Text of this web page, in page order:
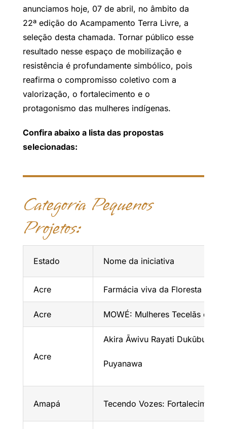
anunciamos hoje, 07 de abril, no âmbito da
22ª edição do Acampamento Terra Livre, a
seleção desta chamada. Tornar público esse
resultado nesse espaço de mobilização e
resistência é profundamente simbólico, pois
reafirma o compromisso coletivo com a
valorização, o fortalecimento e o
protagonismo das mulheres indígenas.
Confira abaixo a lista das propostas
selecionadas:
Categoria Pequenos
Projetos:
Estado Nome da iniciativa
Acre Farmácia viva da Floresta das
Acre MOWÉ: Mulheres Tecelãs do
Acre
Akira Ãwivu Rayati Dukūburuki
Puyanawa
Amapá Tecendo Vozes: